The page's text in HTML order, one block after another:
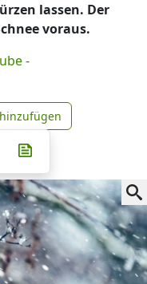
lassen. Der
voraus.
-
zu Google
Whatsapp
Teilen auf Telegram
teilen
Post auf X